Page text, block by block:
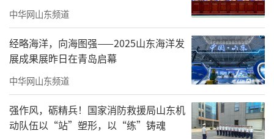
中华网山东频道
经略海洋，向海图强——2025山东海洋发
展成果展昨日在青岛启幕
中华网山东频道
强作风，砺精兵！国家消防救援局山东机
动队伍以“站”塑形，以“练”铸魂